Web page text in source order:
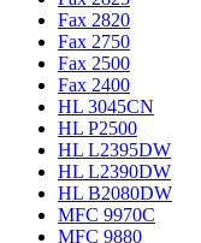
Fax 2820
Fax 2750
Fax 2500
Fax 2400
HL 3045CN
HL P2500
HL L2395DW
HL L2390DW
HL B2080DW
MFC 9970C
MFC 9880